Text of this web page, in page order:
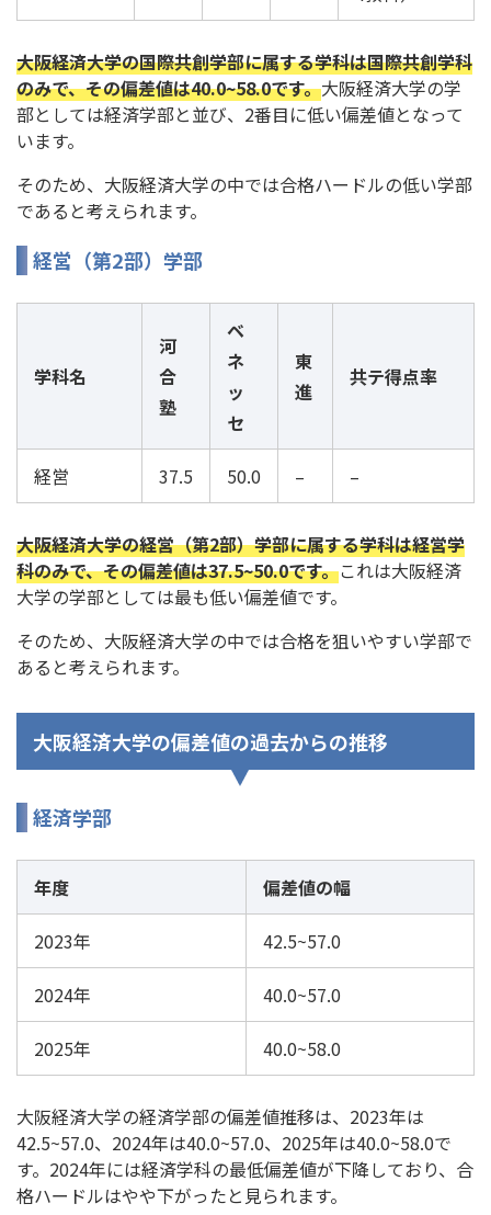
大阪経済大学の国際共創学部に属する学科は国際共創学科
のみで、その偏差値は40.0~58.0です。大阪経済大学の学
部としては経済学部と並び、2番目に低い偏差値となって
います。
そのため、大阪経済大学の中では合格ハードルの低い学部
であると考えられます。
経営（第2部）学部
学科名
河
合
塾
ベ
ネ
ッ
セ
東
進
共テ得点率
経営 37.5 50.0 – –
大阪経済大学の経営（第2部）学部に属する学科は経営学
科のみで、その偏差値は37.5~50.0です。これは大阪経済
大学の学部としては最も低い偏差値です。
そのため、大阪経済大学の中では合格を狙いやすい学部で
あると考えられます。
大阪経済大学の偏差値の過去からの推移
経済学部
年度 偏差値の幅
2023年 42.5~57.0
2024年 40.0~57.0
2025年 40.0~58.0
大阪経済大学の経済学部の偏差値推移は、2023年は
42.5~57.0、2024年は40.0~57.0、2025年は40.0~58.0で
す。2024年には経済学科の最低偏差値が下降しており、合
格ハードルはやや下がったと見られます。